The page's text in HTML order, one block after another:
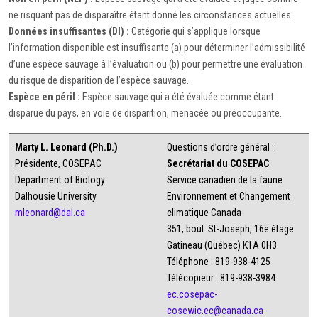
ne risquant pas de disparaître étant donné les circonstances actuelles.
Données insuffisantes (DI) : Catégorie qui s’applique lorsque
l’information disponible est insuffisante (a) pour déterminer l’admissibilité
d’une espèce sauvage à l’évaluation ou (b) pour permettre une évaluation
du risque de disparition de l’espèce sauvage.
Espèce en péril : Espèce sauvage qui a été évaluée comme étant
disparue du pays, en voie de disparition, menacée ou préoccupante.
Marty L. Leonard (Ph.D.)
Présidente, COSEPAC
Department of Biology
Dalhousie University
mleonard@dal.ca
Questions d’ordre général :
Secrétariat du COSEPAC
Service canadien de la faune
Environnement et Changement
climatique Canada
351, boul. St-Joseph, 16e étage
Gatineau (Québec) K1A 0H3
Téléphone : 819-938-4125
Télécopieur : 819-938-3984
ec.cosepac-
cosewic.ec@canada.ca